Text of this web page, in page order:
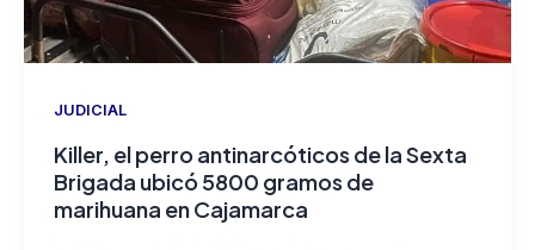
JUDICIAL
Killer, el perro antinarcóticos de la Sexta
Brigada ubicó 5800 gramos de
marihuana en Cajamarca